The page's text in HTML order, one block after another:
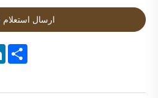
ارسال استعلام
LinkedIn